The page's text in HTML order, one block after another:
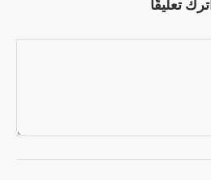
اترك تعليقًا